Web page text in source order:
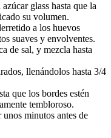
glass hasta que la
su volumen.
a los huevos
suaves y envolventes.
de sal, y mezcla hasta
llenándolos hasta 3/4
que los bordes estén
tembloroso.
minutos antes de